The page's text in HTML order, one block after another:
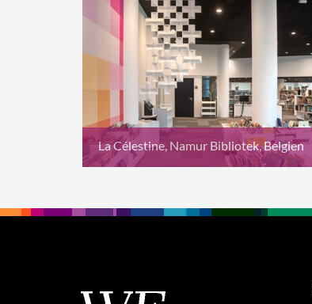
La Célestine, Namur Bibliotek, Belgien